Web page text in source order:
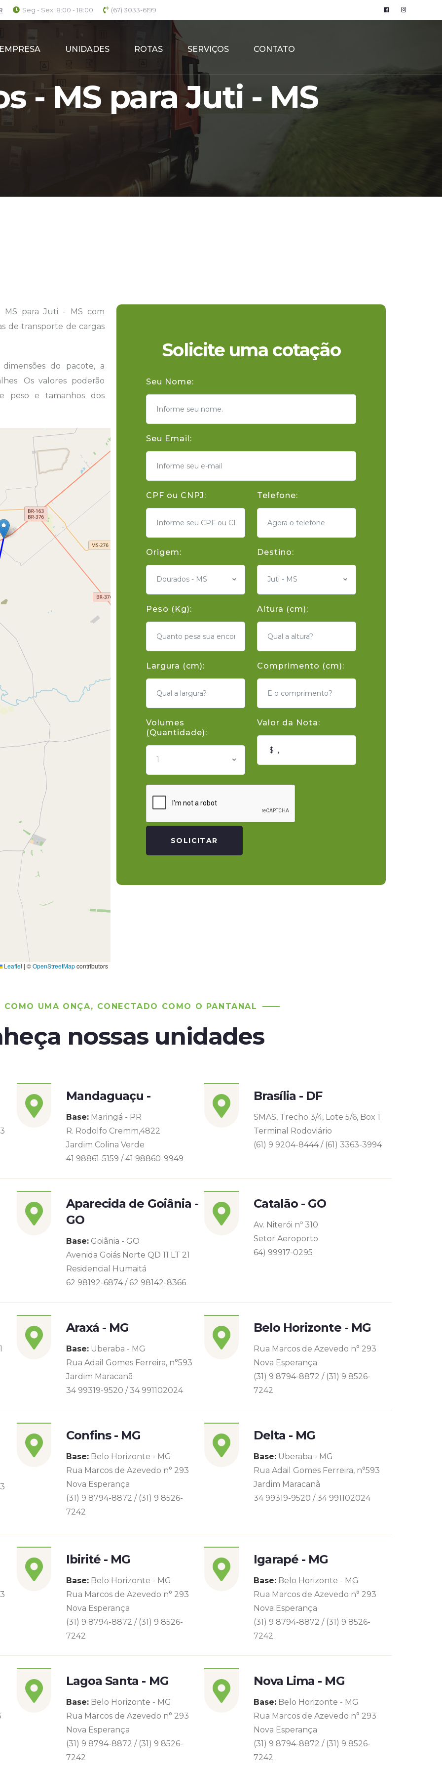
Seg - Sex: 8:00 - 18:00 (67) 3033-6199
UNIDADES ROTAS SERVIÇOS CONTATO
- MS para Juti - MS
MS para Juti - MS com
de transporte de cargas
do pacote, a
Os valores poderão
peso e tamanhos dos
Leaflet | ©OpenStreetMapcontributors
Solicite uma cotação
Seu Nome:
Seu Email:
CPF ou CNPJ: Telefone:
Origem:
Dourados - MS
Destino:
Juti - MS
Peso (Kg): Altura (cm):
Largura (cm): Comprimento (cm):
Volumes
(Quantidade):
1
Valor da Nota:
SOLICITAR
COMO UMA ONÇA, CONECTADO COMO O PANTANAL
nossas unidades
Mandaguaçu -
Base: Maringá - PR
R. Rodolfo Cremm,4822
Jardim Colina Verde
41 98861-5159 / 41 98860-9949
Brasília - DF
SMAS, Trecho 3/4, Lote 5/6, Box 1
Terminal Rodoviário
(61) 9 9204-8444 / (61) 3363-3994
Aparecida de Goiânia -
GO
Base: Goiânia - GO
Avenida Goiás Norte QD 11 LT 21
Residencial Humaitá
62 98192-6874 / 62 98142-8366
Catalão - GO
Av. Niterói nº 310
Setor Aeroporto
64) 99917-0295
Araxá - MG
Base: Uberaba - MG
Rua Adail Gomes Ferreira, n°593
Jardim Maracanã
34 99319-9520 / 34 991102024
Belo Horizonte - MG
Rua Marcos de Azevedo n° 293
Nova Esperança
(31) 9 8794-8872 / (31) 9 8526-
7242
Confins - MG
Base: Belo Horizonte - MG
Rua Marcos de Azevedo n° 293
Nova Esperança
(31) 9 8794-8872 / (31) 9 8526-
7242
Delta - MG
Base: Uberaba - MG
Rua Adail Gomes Ferreira, n°593
Jardim Maracanã
34 99319-9520 / 34 991102024
Ibirité - MG
Base: Belo Horizonte - MG
Rua Marcos de Azevedo n° 293
Nova Esperança
(31) 9 8794-8872 / (31) 9 8526-
7242
Igarapé - MG
Base: Belo Horizonte - MG
Rua Marcos de Azevedo n° 293
Nova Esperança
(31) 9 8794-8872 / (31) 9 8526-
7242
Lagoa Santa - MG
Base: Belo Horizonte - MG
Rua Marcos de Azevedo n° 293
Nova Esperança
(31) 9 8794-8872 / (31) 9 8526-
7242
Nova Lima - MG
Base: Belo Horizonte - MG
Rua Marcos de Azevedo n° 293
Nova Esperança
(31) 9 8794-8872 / (31) 9 8526-
7242